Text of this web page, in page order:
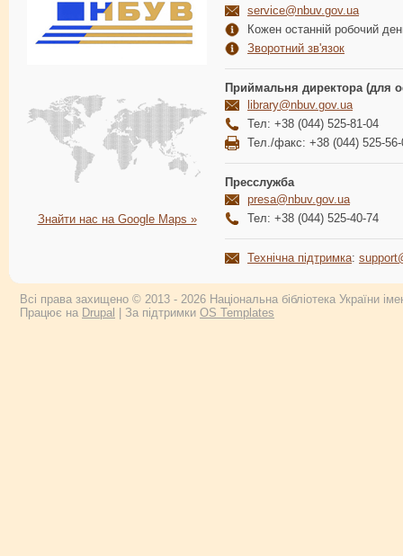
Знайти нас на Google Maps »
service@nbuv.gov.ua
Кожен останній робочий
Зворотний зв'язок
Приймальня директора (для
library@nbuv.gov.ua
Тел: +38 (044) 525-81-04
Тел./факс: +38 (044) 525-56-
Пресслужба
presa@nbuv.gov.ua
Тел: +38 (044) 525-40-74
Технічна підтримка:
Всі права захищено © 2013 - 2026 Національна бібліотека України
Працює на Drupal | За підтримки OS Templates